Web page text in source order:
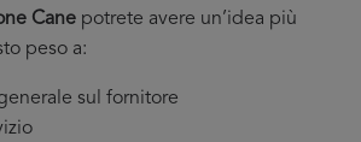
Cane potrete avere un’idea più
peso a:
sul fornitore